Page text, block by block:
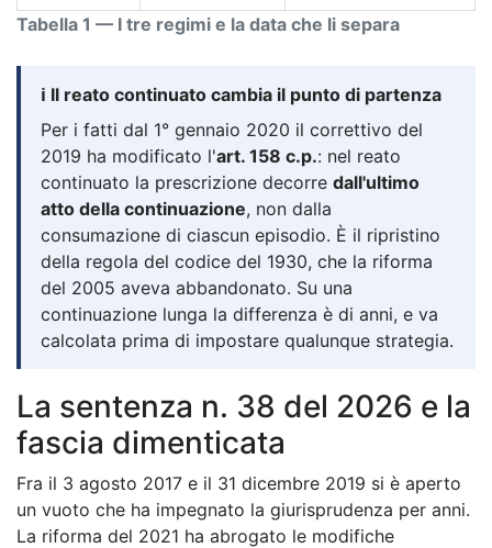
Tabella 1 — I tre regimi e la data che li separa
ℹ️ Il reato continuato cambia il punto di partenza
Per i fatti dal 1° gennaio 2020 il correttivo del
2019 ha modificato l'art. 158 c.p.: nel reato
continuato la prescrizione decorre dall'ultimo
atto della continuazione, non dalla
consumazione di ciascun episodio. È il ripristino
della regola del codice del 1930, che la riforma
del 2005 aveva abbandonato. Su una
continuazione lunga la differenza è di anni, e va
calcolata prima di impostare qualunque strategia.
La sentenza n. 38 del 2026 e la
fascia dimenticata
Fra il 3 agosto 2017 e il 31 dicembre 2019 si è aperto
un vuoto che ha impegnato la giurisprudenza per anni.
La riforma del 2021 ha abrogato le modifiche